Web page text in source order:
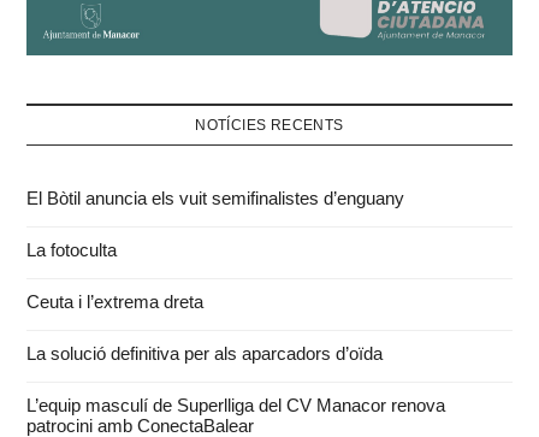
NOTÍCIES RECENTS
El Bòtil anuncia els vuit semifinalistes d’enguany
La fotoculta
Ceuta i l’extrema dreta
La solució definitiva per als aparcadors d’oïda
L’equip masculí de Superlliga del CV Manacor renova
patrocini amb ConectaBalear